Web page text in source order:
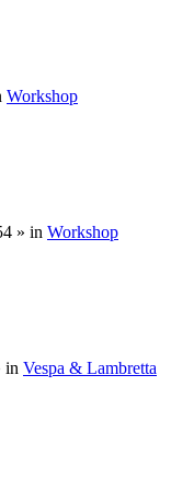
Workshop
» in Workshop
in Vespa & Lambretta